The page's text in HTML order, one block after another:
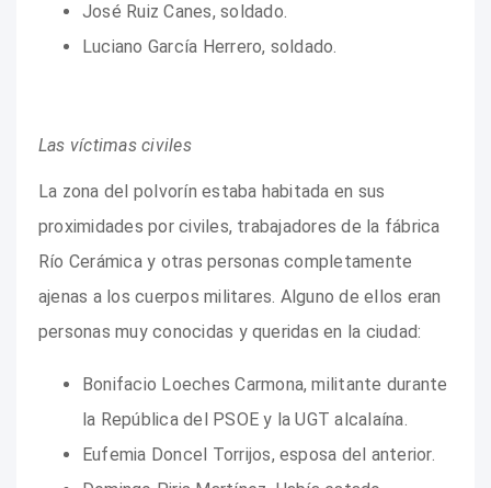
José Ruiz Canes, soldado.
Luciano García Herrero, soldado.
Las víctimas civiles
La zona del polvorín estaba habitada en sus
proximidades por civiles, trabajadores de la fábrica
Río Cerámica y otras personas completamente
ajenas a los cuerpos militares. Alguno de ellos eran
personas muy conocidas y queridas en la ciudad:
Bonifacio Loeches Carmona, militante durante
la República del PSOE y la UGT alcalaína.
Eufemia Doncel Torrijos, esposa del anterior.